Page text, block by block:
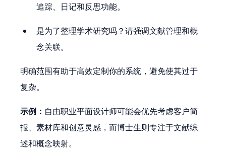
追踪、日记和反思功能。
是为了整理学术研究吗？请强调文献管理和概
念关联。
明确范围有助于高效定制你的系统，避免使其过于
复杂。
示例： 自由职业平面设计师可能会优先考虑客户简
报、素材库和创意灵感，而博士生则专注于文献综
述和概念映射。